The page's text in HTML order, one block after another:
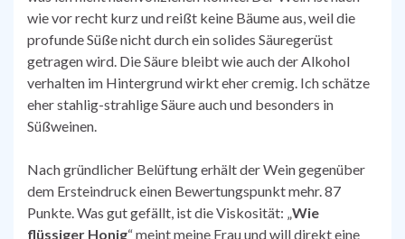
wie vor recht kurz und reißt keine Bäume aus, weil die
profunde Süße nicht durch ein solides Säuregerüst
getragen wird. Die Säure bleibt wie auch der Alkohol
verhalten im Hintergrund wirkt eher cremig. Ich schätze
eher stahlig-strahlige Säure auch und besonders in
Süßweinen.
Nach gründlicher Belüftung erhält der Wein gegenüber
dem Ersteindruck einen Bewertungspunkt mehr. 87
Punkte. Was gut gefällt, ist die Viskosität: „ Wie
flüssiger Honig“ meint meine Frau und will direkt eine